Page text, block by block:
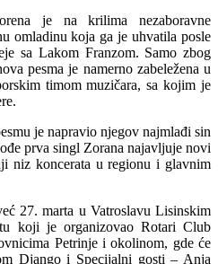
je na krilima nezaboravne
omladinu koja ga je uhvatila posle
sa Lakom Franzom. Samo zbog
pesma je namerno zabeležena u
timom muzičara, sa kojim je
je napravio njegov najmlađi sin
prva singl Zorana najavljuje novi
niz koncerata u regionu i glavnim
27. marta u Vatroslavu Lisinskim
koji je organizovao Rotari Club
Petrinje i okolinom, gde će
Django i Specijalni gosti – Anja